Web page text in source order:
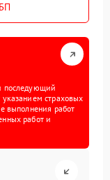
последующий
указанием страховых
выполнения работ
работ и